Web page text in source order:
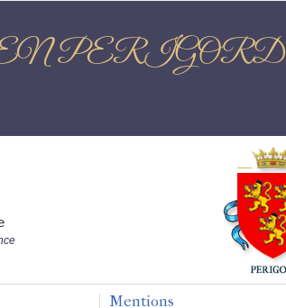
EN PERIGORD
Mentions